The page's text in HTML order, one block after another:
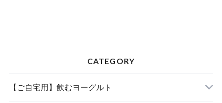
CATEGORY
【ご自宅用】飲むヨーグルト